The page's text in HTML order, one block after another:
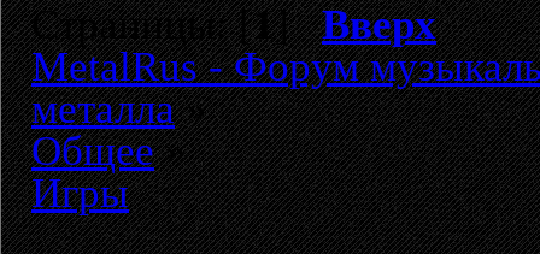
Страницы: [1]Вверх
MetalRus - Форум
металла»
Общее»
Игры